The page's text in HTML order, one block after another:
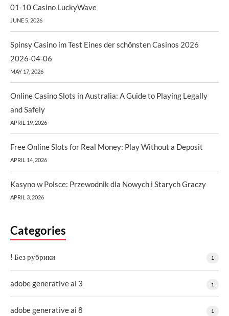
01-10 Casino LuckyWave
JUNE 5, 2026
Spinsy Casino im Test Eines der schönsten Casinos 2026
2026-04-06
MAY 17, 2026
Online Casino Slots in Australia: A Guide to Playing Legally
and Safely
APRIL 19, 2026
Free Online Slots for Real Money: Play Without a Deposit
APRIL 14, 2026
Kasyno w Polsce: Przewodnik dla Nowych i Starych Graczy
APRIL 3, 2026
Categories
! Без рубрики 1
adobe generative ai 3 1
adobe generative ai 8 1